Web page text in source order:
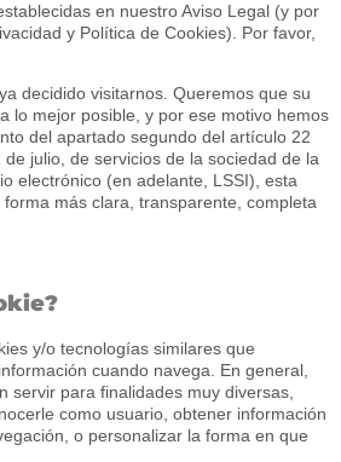
en nuestro Aviso Legal (y por
y Política de Cookies). Por favor,
decidido visitarnos. Queremos que su
lo mejor posible, y por ese motivo hemos
del apartado segundo del artículo 22
julio, de servicios de la sociedad de la
electrónico (en adelante, LSSI), esta
más clara, transparente, completa
y/o tecnologías similares que
cuando navega. En general,
servir para finalidades muy diversas,
como usuario, obtener información
o personalizar la forma en que